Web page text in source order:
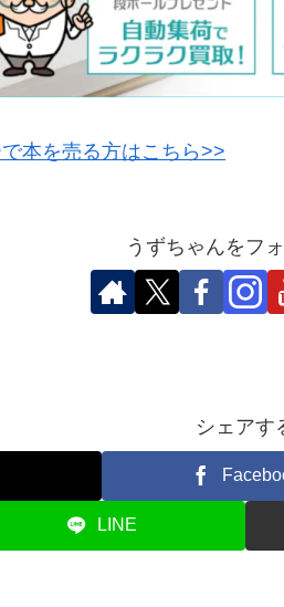
本を売る方はこちら>>
うずちゃんをフ
シェアす
LINE